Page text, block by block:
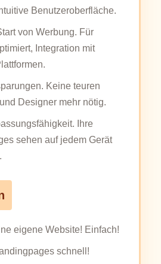
Benutzeroberfläche.
von Werbung. Für
Integration mit
Keine teuren
Designer mehr nötig.
Ihre
sehen auf jedem Gerät
eigene Website! Einfach!
schnell!